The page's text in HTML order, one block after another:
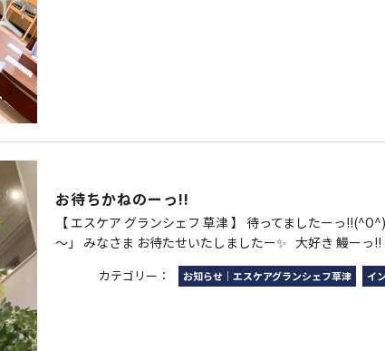
お待ちかねのーっ!!
【 エスケア グランシェフ 草津 】 待ってましたーっ
～」 みなさま お待たせいたしましたー✨ 大好き 鰻ーっ!!
カテゴリー：
お知らせ｜エスケアグランシェフ草津 イ